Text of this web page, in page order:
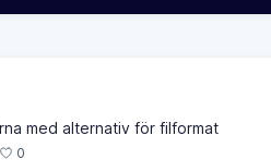
med alternativ för filformat
0